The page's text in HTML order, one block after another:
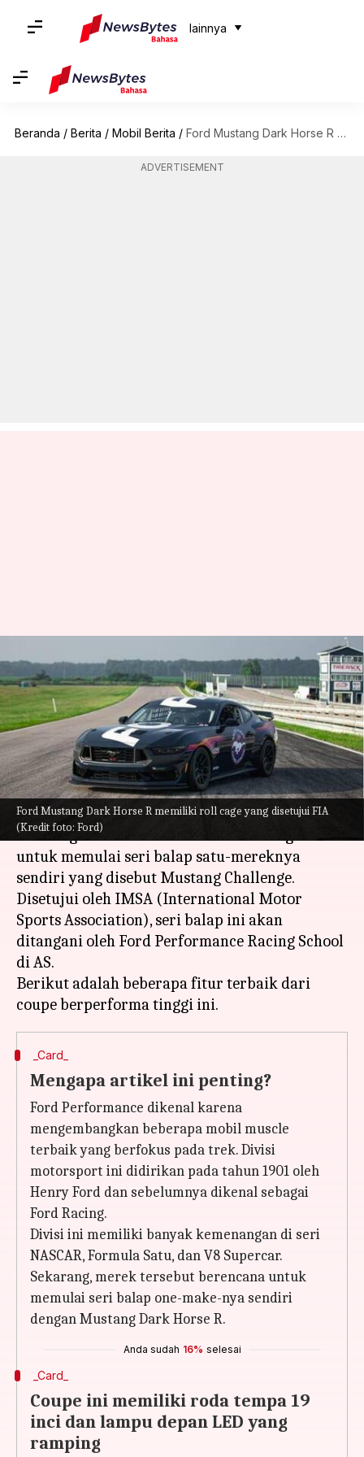
lainnya
Beranda / Berita / Mobil Berita / Ford Mustang Dark Horse R khusus trek terungkap: Periksa fitur terbaik
ADVERTISEMENT
Ford Mustang Dark Horse R memiliki roll cage yang disetujui FIA
(Kredit foto: Ford)
Ford Mustang Dark Horse R
khusus trek terungkap:
Periksa fitur terbaik
menulis Bob Jul 31, 2023 10:33 am
Apa ceritanya
Ford telah memperkenalkan mobil balap
Mustang Dark Horse R khusus trek dengan niat
untuk memulai seri balap satu-mereknya
sendiri yang disebut Mustang Challenge.
Disetujui oleh IMSA (International Motor
Sports Association), seri balap ini akan
ditangani oleh Ford Performance Racing School
di AS.
Berikut adalah beberapa fitur terbaik dari
_Card_
Mengapa artikel ini penting?
Ford Performance dikenal karena
mengembangkan beberapa mobil muscle
terbaik yang berfokus pada trek. Divisi
motorsport ini didirikan pada tahun 1901 oleh
Henry Ford dan sebelumnya dikenal sebagai
Ford Racing.
Divisi ini memiliki banyak kemenangan di seri
NASCAR, Formula Satu, dan V8 Supercar.
Sekarang, merek tersebut berencana untuk
memulai seri balap one-make-nya sendiri
dengan Mustang Dark Horse R.
Anda sudah 16% selesai
_Card_
Coupe ini memiliki roda tempa 19
inci dan lampu depan LED yang
ramping